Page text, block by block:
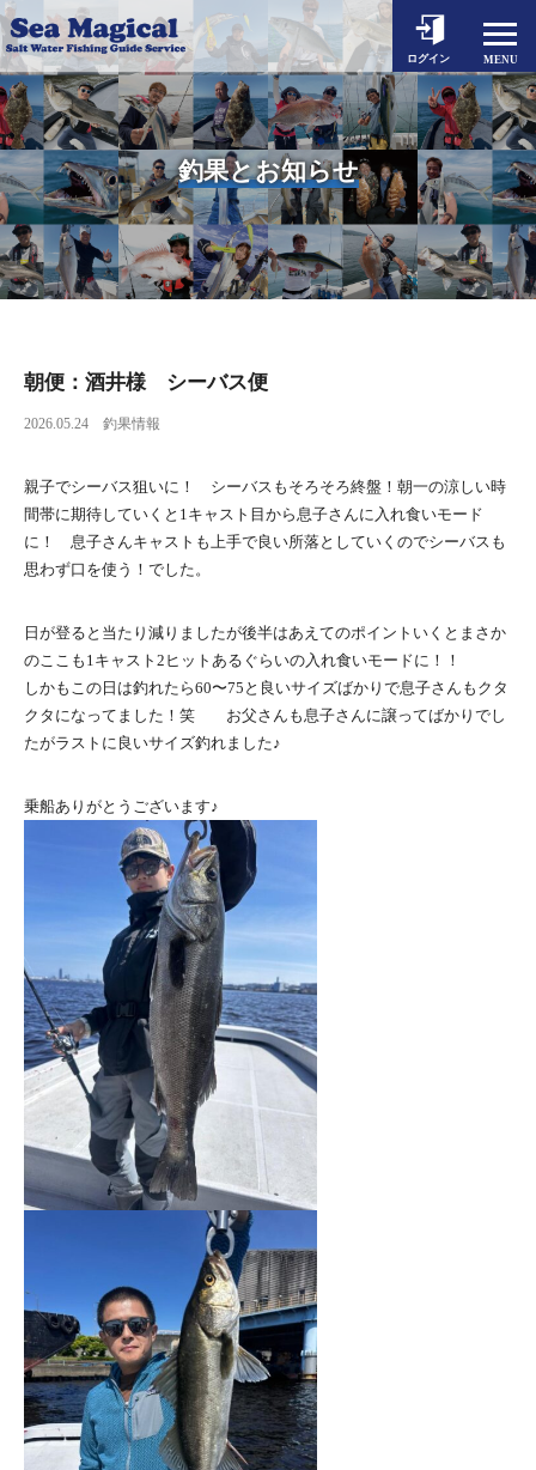
ログイン MENU
ホーム
釣果とお知らせ
出船予約
シーマジカルについて
対象魚とタックル
料金案内
よくあるご質問
アクセス
お問い合わせ
個人情報保護方針
釣果とお知らせ
朝便：酒井様 シーバス便
2026.05.24 釣果情報
親子でシーバス狙いに！ シーバスもそろそろ終盤！朝一の涼しい時
間帯に期待していくと1キャスト目から息子さんに入れ食いモード
に！ 息子さんキャストも上手で良い所落としていくのでシーバスも
思わず口を使う！でした。
日が登ると当たり減りましたが後半はあえてのポイントいくとまさか
のここも1キャスト2ヒットあるぐらいの入れ食いモードに！！
しかもこの日は釣れたら60〜75と良いサイズばかりで息子さんもクタ
クタになってました！笑 お父さんも息子さんに譲ってばかりでし
たがラストに良いサイズ釣れました♪
乗船ありがとうございます♪